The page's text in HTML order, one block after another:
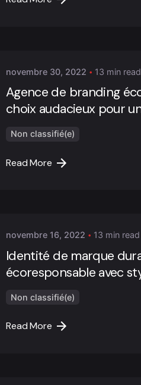
novembre 30, 2022 13 min read
Agence de branding
choix audacieux pour
Non classifié(e)
Read More
novembre 16, 2022 13 min read
Identité de marque
écoresponsable avec
Non classifié(e)
Read More